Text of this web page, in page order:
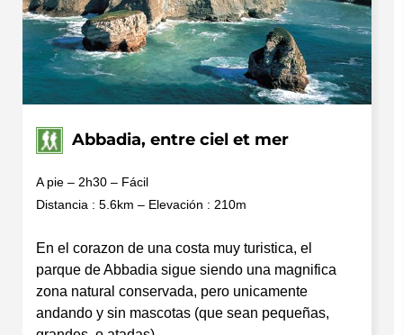
Abbadia, entre ciel et mer
A pie – 2h30 – Fácil
Distancia : 5.6km – Elevación : 210m
En el corazon de una costa muy turistica, el
parque de Abbadia sigue siendo una magnifica
zona natural conservada, pero unicamente
andando y sin mascotas (que sean pequeñas,